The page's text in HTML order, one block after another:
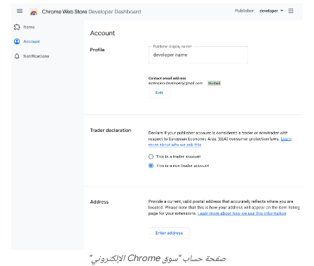
صفحة حساب "سوق Chrome الإلكتروني"